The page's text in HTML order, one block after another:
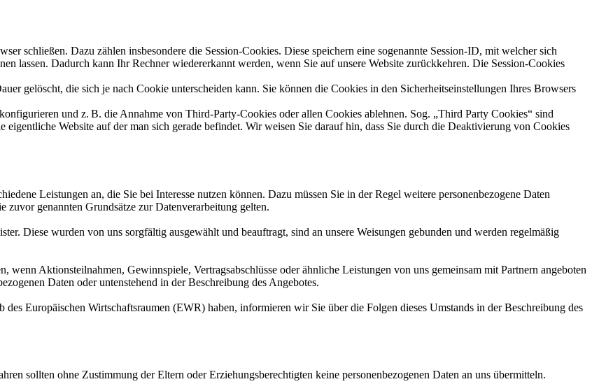
schließen. Dazu zählen insbesondere die Session-Cookies. Diese speichern eine sogenannte Session-ID, mit welcher sich
lassen. Dadurch kann Ihr Rechner wiedererkannt werden, wenn Sie auf unsere Website zurückkehren. Die Session-Cookies
gelöscht, die sich je nach Cookie unterscheiden kann. Sie können die Cookies in den Sicherheitseinstellungen Ihres Browsers
und z. B. die Annahme von Third-Party-Cookies oder allen Cookies ablehnen. Sog. „Third Party Cookies“ sind
Website auf der man sich gerade befindet. Wir weisen Sie darauf hin, dass Sie durch die Deaktivierung von Cookies
Leistungen an, die Sie bei Interesse nutzen können. Dazu müssen Sie in der Regel weitere personenbezogene Daten
genannten Grundsätze zur Datenverarbeitung gelten.
Diese wurden von uns sorgfältig ausgewählt und beauftragt, sind an unsere Weisungen gebunden und werden regelmäßig
Aktionsteilnahmen, Gewinnspiele, Vertragsabschlüsse oder ähnliche Leistungen von uns gemeinsam mit Partnern angeboten
Daten oder untenstehend in der Beschreibung des Angebotes.
Europäischen Wirtschaftsraumen (EWR) haben, informieren wir Sie über die Folgen dieses Umstands in der Beschreibung des
sollten ohne Zustimmung der Eltern oder Erziehungsberechtigten keine personenbezogenen Daten an uns übermitteln.